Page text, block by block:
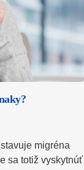
migréna
sa totiž vyskytnúť